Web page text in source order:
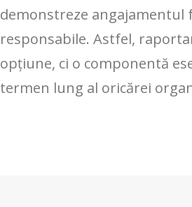
demonstreze angajamentul
responsabile. Astfel,
opțiune, ci o componentă
termen lung al oricărei